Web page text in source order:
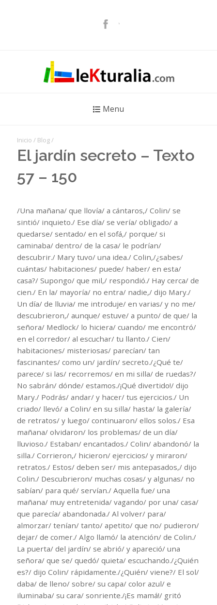
Menu
Inicio / Blog /
El jardín secreto – Texto
57 – 150
/Una mañana/ que llovía/ a cántaros,/ Colin/ se
sintió/ inquieto./ Ese día/ se vería/ obligado/ a
quedarse/ sentado/ en el sofá,/ porque/ si
caminaba/ dentro/ de la casa/ le podrían/
descubrir./ Mary tuvo/ una idea./ Colin,/¿sabes/
cuántas/ habitaciones/ puede/ haber/ en esta/
casa?/ Supongo/ que mil,/ respondió./ Hay cerca/ de
cien./ En la/ mayoría/ no entra/ nadie,/ dijo Mary./
Un día/ de lluvia/ me introduje/ en varias/ y no me/
descubrieron,/ aunque/ estuve/ a punto/ de que/ la
señora/ Medlock/ lo hiciera/ cuando/ me encontró/
en el corredor/ al escuchar/ tu llanto./ Cien/
habitaciones/ misteriosas/ parecían/ tan
fascinantes/ como un/ jardín/ secreto./¿Qué te/
parece/ si las/ recorremos/ en mi silla/ de ruedas?/
No sabrán/ dónde/ estamos./¡Qué divertido!/ dijo
Mary./ Podrás/ andar/ y hacer/ tus ejercicios./ Un
criado/ llevó/ a Colin/ en su silla/ hasta/ la galería/
de retratos/ y luego/ continuaron/ ellos solos./ Esa
mañana/ olvidaron/ los problemas/ de un día/
lluvioso./ Estaban/ encantados./ Colin/ abandonó/ la
silla./ Corrieron,/ hicieron/ ejercicios/ y miraron/
retratos./ Estos/ deben ser/ mis antepasados,/ dijo
Colin./ Descubrieron/ muchas cosas/ y algunas/ no
sabían/ para qué/ servían./ Aquella fue/ una
mañana/ muy entretenida/ vagando/ por una/ casa/
que parecía/ abandonada./ Al volver/ para/
almorzar/ tenían/ tanto/ apetito/ que no/ pudieron/
dejar/ de comer./ Algo llamó/ la atención/ de Colin./
La puerta/ del jardín/ se abrió/ y apareció/ una
señora/ que se/ quedó/ quieta/ escuchando./¿Quién
es?/ dijo Colin/ rápidamente./¿Quién/ viene?/ El sol/
daba/ de lleno/ sobre/ su capa/ color azul/ e
iluminaba/ su cara/ sonriente./¡Es mamá!/ gritó